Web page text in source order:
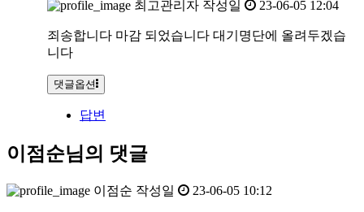
최고관리자 작성일 23-06-05 12:04
죄송합니다 마감 되었습니다 대기명단에 올려두겠습
니다
댓글옵션
답변
이점순님의 댓글
이점순 작성일 23-06-05 10:12